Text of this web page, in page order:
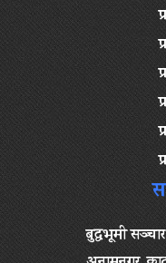
बुद्धभूमी